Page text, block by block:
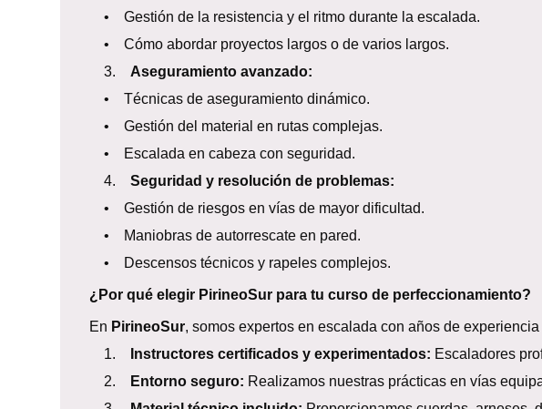
• Gestión de la resistencia y el ritmo durante la escalada.
• Cómo abordar proyectos largos o de varios largos.
3. Aseguramiento avanzado:
• Técnicas de aseguramiento dinámico.
• Gestión del material en rutas complejas.
• Escalada en cabeza con seguridad.
4. Seguridad y resolución de problemas:
• Gestión de riesgos en vías de mayor dificultad.
• Maniobras de autorrescate en pared.
• Descensos técnicos y rapeles complejos.
¿Por qué elegir PirineoSur para tu curso de perfeccionamiento?
En PirineoSur, somos expertos en escalada con años de
1.
Instructores certificados y experimentados: Escaladores
2.
Entorno seguro: Realizamos nuestras prácticas en vías